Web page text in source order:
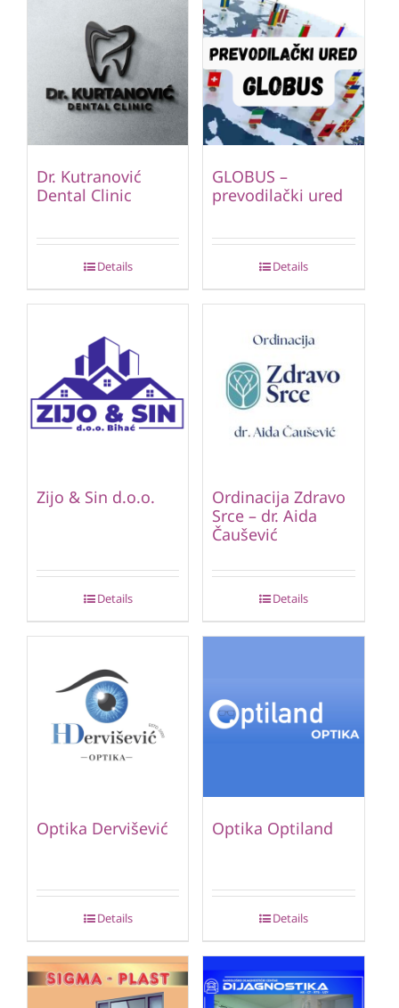
Dr. Kutranović
Dental Clinic
Details
GLOBUS –
prevodilački ured
Details
Zijo & Sin d.o.o.
Details
Ordinacija Zdravo
Srce – dr. Aida
Čaušević
Details
Optika Dervišević
Details
Optika Optiland
Details